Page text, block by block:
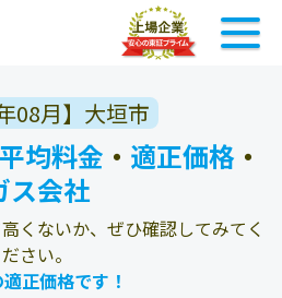
08月】大垣市
平均料金 ・ 適正価格 ・
ス会社
くないか、ぜひ確認してみてく
ださい。
正価格です！